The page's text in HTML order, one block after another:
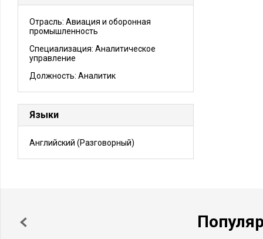
Отрасль: Авиация и оборонная
промышленность
Специализация: Аналитическое
управление
Должность: Аналитик
Языки
Английский (Разговорный)